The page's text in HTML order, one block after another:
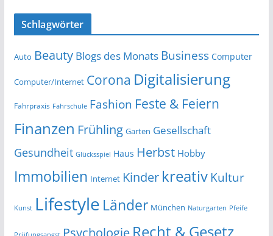
Schlagwörter
Auto Beauty Blogs des Monats Business Computer
Computer/Internet Corona Digitalisierung
Fahrpraxis Fahrschule Fashion Feste & Feiern
Finanzen Frühling Garten Gesellschaft
Gesundheit Glücksspiel Haus Herbst Hobby
Immobilien Internet Kinder kreativKultur
Kunst Lifestyle Länder München Naturgarten Pfeife
Psychologie Recht & Gesetz